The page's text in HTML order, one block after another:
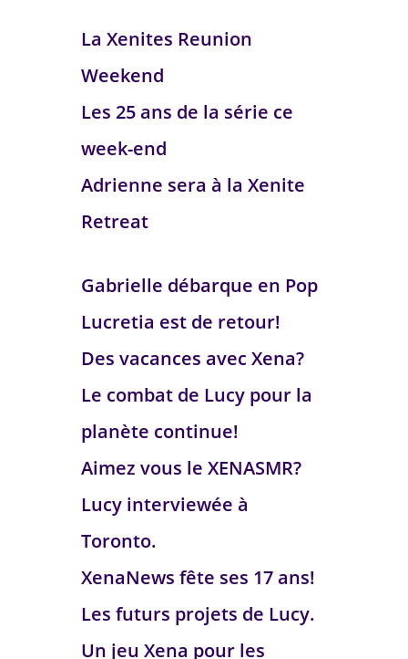
La Xenites Reunion
Weekend
Les 25 ans de la série ce
week-end
Adrienne sera à la Xenite
Retreat
Gabrielle débarque en Pop
Lucretia est de retour!
Des vacances avec Xena?
Le combat de Lucy pour la
planète continue!
Aimez vous le XENASMR?
Lucy interviewée à
Toronto.
XenaNews fête ses 17 ans!
Les futurs projets de Lucy.
Un jeu Xena pour les